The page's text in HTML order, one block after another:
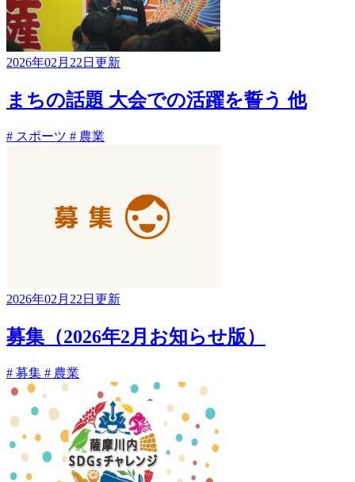
2026年02月22日更新
まちの話題 大会での活躍を誓う 他
# スポーツ # 農業
2026年02月22日更新
募集（2026年2月お知らせ版）
# 募集 # 農業